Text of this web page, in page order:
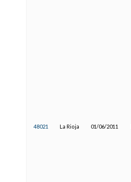
48021 La Rioja 01/06/2011